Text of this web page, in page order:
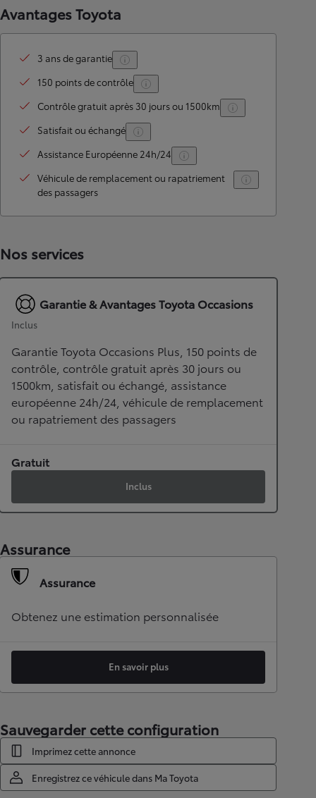
Avantages Toyota
3 ans de garantie
150 points de contrôle
Contrôle gratuit après 30 jours ou 1500km
Satisfait ou échangé
Assistance Européenne 24h/24
Véhicule de remplacement ou rapatriement
des passagers
Nos services
Garantie & Avantages Toyota Occasions
Inclus
Garantie Toyota Occasions Plus, 150 points de
contrôle, contrôle gratuit après 30 jours ou
1500km, satisfait ou échangé, assistance
européenne 24h/24, véhicule de remplacement
ou rapatriement des passagers
Gratuit
Inclus
Assurance
Assurance
Obtenez une estimation personnalisée
En savoir plus
Sauvegarder cette configuration
Imprimez cette annonce
Enregistrez ce véhicule dans Ma Toyota